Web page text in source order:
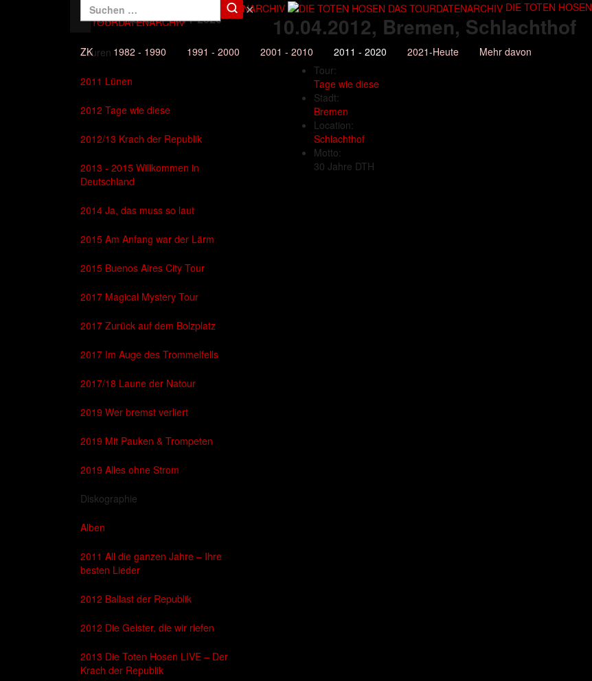
DIE TOTEN HOSEN
DAS TOURDATENARCHIV
✕
ZK 1982 - 1990 1991 - 2000 2001 - 2010 2011 - 2020 2021-Heute Mehr davon
10.04.2012, Bremen, Schlachthof
Tour:
Tage wie diese
Stadt:
Bremen
Location:
Schlachthof
Motto:
30 Jahre DTH
Die Toten Hosen - 2011-2020
Touren
2011 Lünen
2012 Tage wie diese
2012/13 Krach der Republik
2013 - 2015 Willkommen in
Deutschland
2014 Ja, das muss so laut
2015 Am Anfang war der Lärm
2015 Buenos Aires City Tour
2017 Magical Mystery Tour
2017 Zurück auf dem Bolzplatz
2017 Im Auge des Trommelfells
2017/18 Laune der Natour
2019 Wer bremst verliert
2019 Mit Pauken & Trompeten
2019 Alles ohne Strom
Diskographie
Alben
2011 All die ganzen Jahre – Ihre
besten Lieder
2012 Ballast der Republik
2012 Die Geister, die wir riefen
2013 Die Toten Hosen LIVE – Der
Krach der Republik